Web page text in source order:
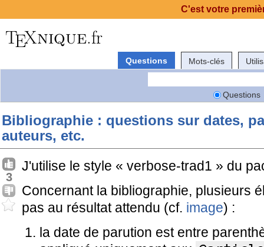
Questions Mots-clés
Questions
Bibliographie : questions sur dates,
auteurs, etc.
3
J'utilise le style « verbose-trad1 » du
Concernant la bibliographie, plusieurs
pas au résultat attendu (cf. image) :
la date de parution est entre
C'est votre